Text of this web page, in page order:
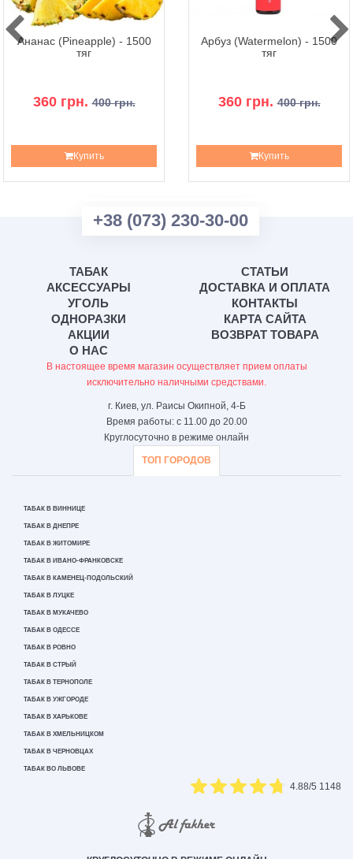
Ананас (Pineapple) - 1500
тяг
360 грн. 400 грн.
Купить
Арбуз (Watermelon) - 1500
тяг
360 грн. 400 грн.
Купить
+38 (073) 230-30-00
ТАБАК
АКСЕССУАРЫ
УГОЛЬ
ОДНОРАЗКИ
АКЦИИ
О НАС
СТАТЬИ
ДОСТАВКА И ОПЛАТА
КОНТАКТЫ
КАРТА САЙТА
ВОЗВРАТ ТОВАРА
В настоящее время магазин осуществляет прием оплаты
исключительно наличными средствами.
г. Киев, ул. Раисы Окипной, 4-Б
Время работы: с 11.00 до 20.00
Круглосуточно в режиме онлайн
ТОП ГОРОДОВ
ТАБАК В ВИННИЦЕ
ТАБАК В ДНЕПРЕ
ТАБАК В ЖИТОМИРЕ
ТАБАК В ИВАНО-ФРАНКОВСКЕ
ТАБАК В КАМЕНЕЦ-ПОДОЛЬСКИЙ
ТАБАК В ЛУЦКЕ
ТАБАК В МУКАЧЕВО
ТАБАК В ОДЕССЕ
ТАБАК В РОВНО
ТАБАК В СТРЫЙ
ТАБАК В ТЕРНОПОЛЕ
ТАБАК В УЖГОРОДЕ
ТАБАК В ХАРЬКОВЕ
ТАБАК В ХМЕЛЬНИЦКОМ
ТАБАК В ЧЕРНОВЦАХ
ТАБАК ВО ЛЬВОВЕ
4.88/5 1148